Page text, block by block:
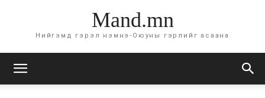
Mand.mn
Нийгэмд гэрэл нэмнэ-Оюуны гэрлийг асаана